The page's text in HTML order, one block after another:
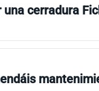
cerradura